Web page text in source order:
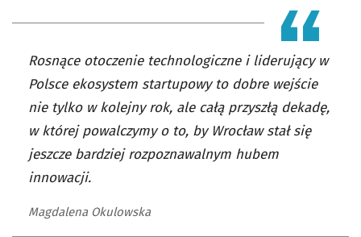
Rosnące otoczenie technologiczne i liderujący w
Polsce ekosystem startupowy to dobre wejście
nie tylko w kolejny rok, ale całą przyszłą dekadę,
w której powalczymy o to, by Wrocław stał się
jeszcze bardziej rozpoznawalnym hubem
innowacji.
Magdalena Okulowska